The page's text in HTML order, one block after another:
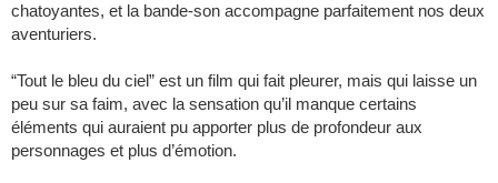
chatoyantes, et la bande-son accompagne parfaitement nos deux
aventuriers.
“Tout le bleu du ciel” est un film qui fait pleurer, mais qui laisse un
peu sur sa faim, avec la sensation qu’il manque certains
éléments qui auraient pu apporter plus de profondeur aux
personnages et plus d’émotion.